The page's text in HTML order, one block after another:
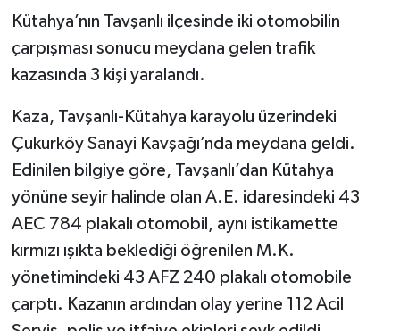
Kütahya’nın Tavşanlı ilçesinde iki otomobilin
çarpışması sonucu meydana gelen trafik
kazasında 3 kişi yaralandı.
Kaza, Tavşanlı-Kütahya karayolu üzerindeki
Çukurköy Sanayi Kavşağı’nda meydana geldi.
Edinilen bilgiye göre, Tavşanlı’dan Kütahya
yönüne seyir halinde olan A.E. idaresindeki 43
AEC 784 plakalı otomobil, aynı istikamette
kırmızı ışıkta beklediği öğrenilen M.K.
yönetimindeki 43 AFZ 240 plakalı otomobile
çarptı. Kazanın ardından olay yerine 112 Acil